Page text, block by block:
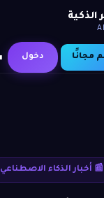
الذكية
مجانًا دخول
📰 أخبار الذكاء الاصطناعي